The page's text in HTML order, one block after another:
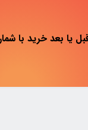
بعد خرید با